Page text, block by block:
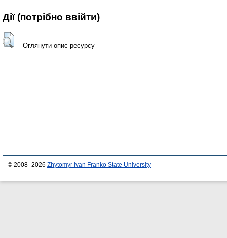
Дії ​​(потрібно ввійти)
Оглянути опис ресурсу
© 2008–2026 Zhytomyr Ivan Franko State University